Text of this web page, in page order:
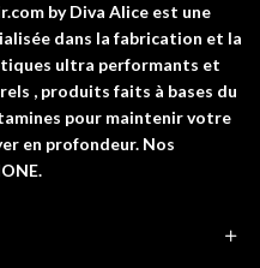
by Diva Alice est une
dans la fabrication et la
ultra performants et
, produits faits à bases du
pour maintenir votre
en profondeur. Nos